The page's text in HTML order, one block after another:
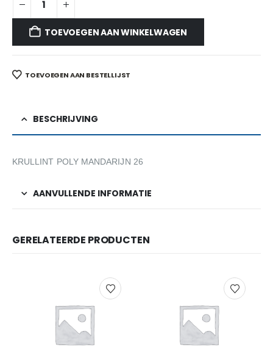
TOEVOEGEN AAN WINKELWAGEN
TOEVOEGEN AAN BESTELLIJST
BESCHRIJVING
KRULLINT POLY MANDARIJN 26
AANVULLENDE INFORMATIE
GERELATEERDE PRODUCTEN